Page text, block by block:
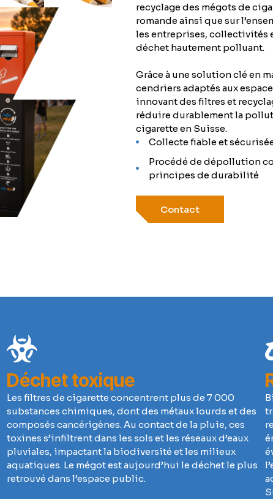
recyclage des mégots de
romande ainsi que sur
les entreprises, collectivités
déchet hautement polluant.
Grâce à une solution clé en
cendriers adaptés aux
innovant des filtres et
réduire durablement la
cigarette en Suisse.
Collecte fiable et
Procédé de dépollution
principes de durabilité
Contact
Déchet toxique
Les filtres de cigarette concentrent plus de 7 000
substances chimiques, dont des métaux lourds et des
composés cancérigènes. Au contact de la pluie, ces
toxines s’infiltrent dans les sols et les réseaux d’eaux
pluviales, impactant la biodiversité et les milieux
aquatiques. Le mégot est aujourd’hui le déchet le plus
retrouvé dans l’espace public.